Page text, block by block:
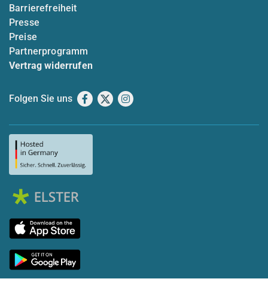
Barrierefreiheit
Presse
Preise
Partnerprogramm
Vertrag widerrufen
Folgen Sie uns Facebook
X Instagram